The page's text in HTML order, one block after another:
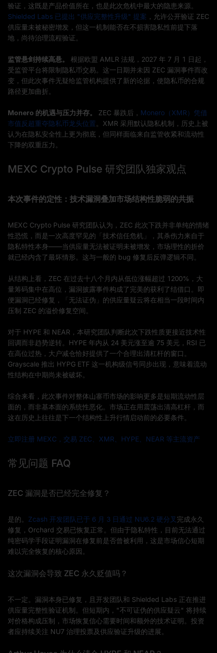
验证，这既是产品价值所在，也是此次危机中最大的隐患来源。
Shielded Labs 已提出 "供应完整性升级" 提案 ，允许公开验证 ZEC
供应量未被秘密增发，但这一机制能否在不损害隐私性前提下落
地，尚待治理流程验证。
监管悬剑持续高悬。
根据欧盟 AMLR 法规，2027 年 7 月 1 日起，
受监管平台将限制隐私币交易。这一日期并未因 ZEC 漏洞事件而改
变，但此次事件无疑给监管机构提供了新的论据，使隐私币的合规
路径更加曲折。
Monero 的机遇与压力并存。 ZEC 暴跌后， Monero（XMR）凭借
市值反超重夺隐私币龙头位置。XMR 采用默认隐私机制，历史上被
认为在隐私安全性上更为彻底，但同样面临来自监管收紧和流动性
下降的双重压力。
MEXC Crypto Pulse 研究团队独家观点
本次事件的定性：技术漏洞叠加市场结构性脆弱的共振
MEXC Crypto Pulse 研究团队认为，ZEC 此次下跌并非单纯的情绪
性恐慌，而是一次高度罕见的「技术信任危机」，其杀伤力来自于
隐私特性本身——当供应量无法被证明未被增发，市场理性的折价
就已经内含了最坏情形。这与一般的 bug 修复后反弹逻辑不同。
从结构上看，ZEC 在过去十八个月内从低位涨幅超过 1200%，大
量筹码集中在高位，漏洞披露事件构成了完美的获利了结借口。即
便漏洞已经修复，「无法证伪」的供应量疑云将在相当一段时间内
压制 ZEC 的溢价修复空间。
对于 HYPE 和 NEAR，本研究团队判断此次下跌性质更接近技术性
回调而非趋势逆转。HYPE 年内从 24 美元涨至逾 75 美元，RSI 已
在高位过热，大户减仓恰好提供了一个合理出清杠杆的窗口。
Grayscale 推出 HYPG ETF 这一机构级信号同步出现，意味着流动
性结构在中期尚未被破坏。
综合来看，此次事件对整体山寨币市场的影响更多是短期流动性层
面的，而非基本面的系统性恶化。市场正在用震荡出清高杠杆，而
这在历史上往往是下一个结构性上升行情启动前的必要条件。
立即注册 MEXC，交易 ZEC、XMR、HYPE、NEAR 等主流资产
常见问题 FAQ
ZEC 漏洞是否已经完全修复？
是的。 Zcash 开发团队已于 6 月 3 日通过 NU6.2 硬分叉 完成永久
修复，Orchard 交易已恢复正常。但由于隐私特性，目前无法通过
纯密码学手段证明漏洞在修复前是否曾被利用，这是市场信心短期
难以完全恢复的核心原因。
这次漏洞会导致 ZEC 永久贬值吗？
不一定。漏洞本身已修复，且开发团队和 Shielded Labs 正在推进
供应量完整性验证机制。但短期内，"不可证伪的供应疑云" 将持续
对价格构成压制，市场恢复信心需要时间和额外的技术证明。投资
者应持续关注 NU7 治理投票及供应验证升级的进展。